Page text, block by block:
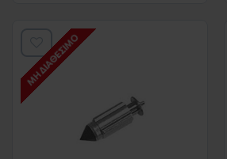
ΜΗ ΔΙΑΘΈΣΙΜΟ